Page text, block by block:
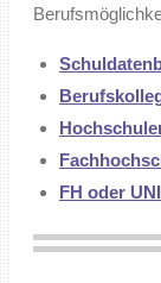
FH oder